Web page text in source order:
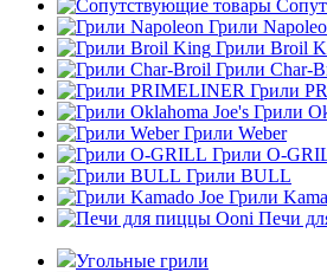
Грили
Грили Broil
Грили Char-
Грили
Грили
Грили Weber
Грили O-
Грили BULL
Грили
Печи
Угольные грили